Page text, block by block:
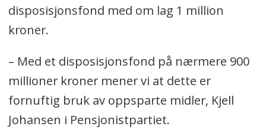
disposisjonsfond med om lag 1 million
kroner.
– Med et disposisjonsfond på nærmere 900
millioner kroner mener vi at dette er
fornuftig bruk av oppsparte midler, Kjell
Johansen i Pensjonistpartiet.